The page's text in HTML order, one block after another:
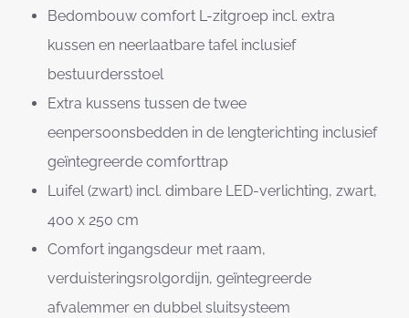
Bedombouw comfort L-zitgroep incl. extra
kussen en neerlaatbare tafel inclusief
bestuurdersstoel
Extra kussens tussen de twee
eenpersoonsbedden in de lengterichting inclusief
geïntegreerde comforttrap
Luifel (zwart) incl. dimbare LED-verlichting, zwart,
400 x 250 cm
Comfort ingangsdeur met raam,
verduisteringsrolgordijn, geïntegreerde
afvalemmer en dubbel sluitsysteem